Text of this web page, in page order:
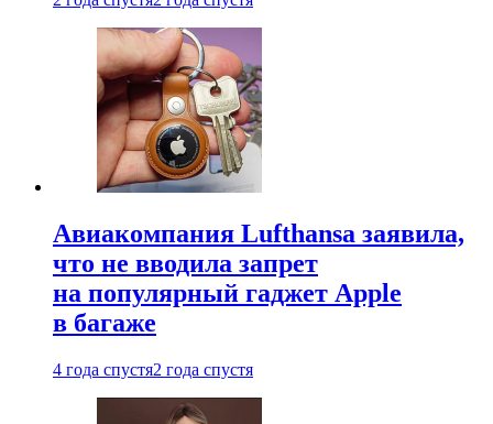
Авиакомпания Lufthansa заявила,
что не вводила запрет
на популярный гаджет Apple
в багаже
4 года спустя2 года спустя